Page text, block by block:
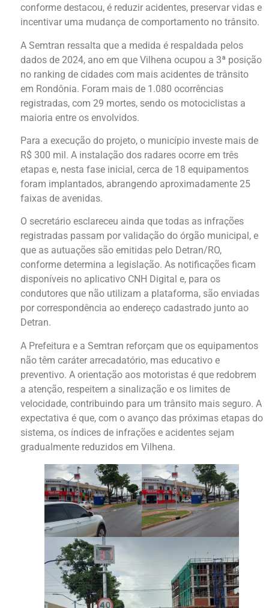
conforme destacou, é reduzir acidentes, preservar vidas e
incentivar uma mudança de comportamento no trânsito.
A Semtran ressalta que a medida é respaldada pelos
dados de 2024, ano em que Vilhena ocupou a 3ª posição
no ranking de cidades com mais acidentes de trânsito
em Rondônia. Foram mais de 1.080 ocorrências
registradas, com 29 mortes, sendo os motociclistas a
maioria entre os envolvidos.
Para a execução do projeto, o município investe mais de
R$ 300 mil. A instalação dos radares ocorre em três
etapas e, nesta fase inicial, cerca de 18 equipamentos
foram implantados, abrangendo aproximadamente 25
faixas de avenidas.
O secretário esclareceu ainda que todas as infrações
registradas passam por validação do órgão municipal, e
que as autuações são emitidas pelo Detran/RO,
conforme determina a legislação. As notificações ficam
disponíveis no aplicativo CNH Digital e, para os
condutores que não utilizam a plataforma, são enviadas
por correspondência ao endereço cadastrado junto ao
Detran.
A Prefeitura e a Semtran reforçam que os equipamentos
não têm caráter arrecadatório, mas educativo e
preventivo. A orientação aos motoristas é que redobrem
a atenção, respeitem a sinalização e os limites de
velocidade, contribuindo para um trânsito mais seguro. A
expectativa é que, com o avanço das próximas etapas do
sistema, os índices de infrações e acidentes sejam
gradualmente reduzidos em Vilhena.